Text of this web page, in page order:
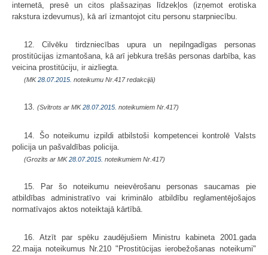
internetā, presē un citos plašsaziņas līdzekļos (izņemot erotiska
rakstura izdevumus), kā arī izmantojot citu personu starpniecību.
12. Cilvēku tirdzniecības upura un nepilngadīgas personas
prostitūcijas izmantošana, kā arī jebkura trešās personas darbība, kas
veicina prostitūciju, ir aizliegta.
(MK28.07.2015. noteikumu Nr.417 redakcijā)
13. (Svītrots ar MK28.07.2015. noteikumiem Nr.417)
14. Šo noteikumu izpildi atbilstoši kompetencei kontrolē Valsts
policija un pašvaldības policija.
(Grozīts ar MK28.07.2015. noteikumiem Nr.417)
15. Par šo noteikumu neievērošanu personas saucamas pie
atbildības administratīvo vai kriminālo atbildību reglamentējošajos
normatīvajos aktos noteiktajā kārtībā.
16. Atzīt par spēku zaudējušiem Ministru kabineta 2001.gada
22.maija noteikumus Nr.210 "Prostitūcijas ierobežošanas noteikumi"